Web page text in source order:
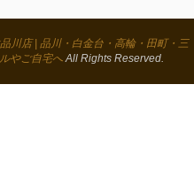
川店 | 品川・白金台・高輪・田町・三
やご自宅へAll Rights Reserved.